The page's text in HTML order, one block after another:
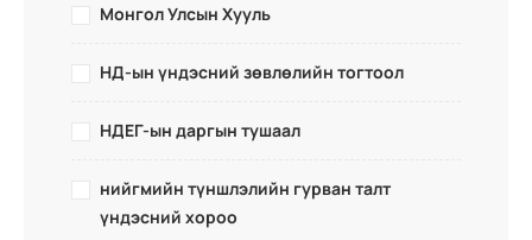
Монгол Улсын Хууль
НД-ын үндэсний зөвлөлийн тогтоол
НДЕГ-ын даргын тушаал
нийгмийн түншлэлийн гурван талт
үндэсний хороо